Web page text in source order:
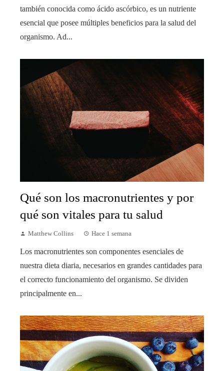
también conocida como ácido ascórbico, es un nutriente
esencial que posee múltiples beneficios para la salud del
organismo. Ad...
Qué son los macronutrientes y por
qué son vitales para tu salud
Matthew Collins Hace 1 semana
Los macronutrientes son componentes esenciales de
nuestra dieta diaria, necesarios en grandes cantidades para
el correcto funcionamiento del organismo. Se dividen
principalmente en...